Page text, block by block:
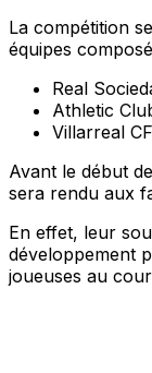
La compétition
équipes
Real
Athletic
Villarreal CF
Avant le début
sera rendu aux
En effet, leur
développement
joueuses au